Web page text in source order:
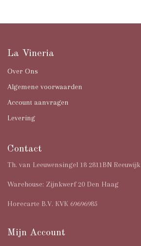
La Vineria
Over Ons
Algemene voorwaarden
Account aanvragen
Levering
Contact
Th. van Leeuwensingel 18 2811BN Reeuwijk
Warehouse: Zijnkwerf 20 Den Haag
Horecarte B.V. KVK 69696985
Mijn Account